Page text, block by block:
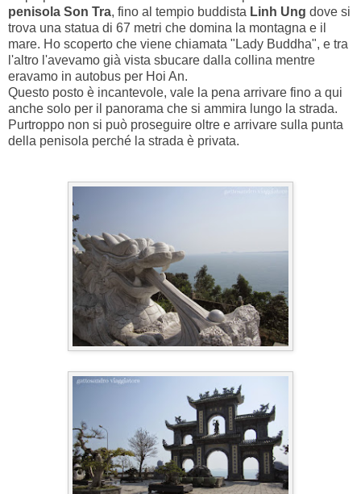
penisola Son Tra, fino al tempio buddista Linh Ung dove si
trova una statua di 67 metri che domina la montagna e il
mare. Ho scoperto che viene chiamata "Lady Buddha", e tra
l'altro l'avevamo già vista sbucare dalla collina mentre
eravamo in autobus per Hoi An.
Questo posto è incantevole, vale la pena arrivare fino a qui
anche solo per il panorama che si ammira lungo la strada.
Purtroppo non si può proseguire oltre e arrivare sulla punta
della penisola perché la strada è privata.